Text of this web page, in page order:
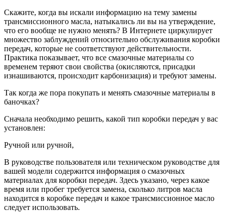
Скажите, когда вы искали информацию на тему замены
трансмиссионного масла, натыкались ли вы на утверждение,
что его вообще не нужно менять? В Интернете циркулирует
множество заблуждений относительно обслуживания коробки
передач, которые не соответствуют действительности.
Практика показывает, что все смазочные материалы со
временем теряют свои свойства (окисляются, присадки
изнашиваются, происходит карбонизация) и требуют замены.
Так когда же пора покупать и менять смазочные материалы в
баночках?
Сначала необходимо решить, какой тип коробки передач у вас
установлен:
Ручной или ручной,
В руководстве пользователя или техническом руководстве для
вашей модели содержится информация о смазочных
материалах для коробки передач. Здесь указано, через какое
время или пробег требуется замена, сколько литров масла
находится в коробке передач и какое трансмиссионное масло
следует использовать.